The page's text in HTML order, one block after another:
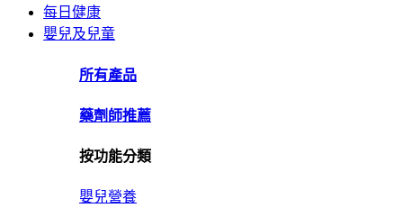
每日健康
嬰兒及兒童
所有產品
藥劑師推薦
按功能分類
嬰兒營養